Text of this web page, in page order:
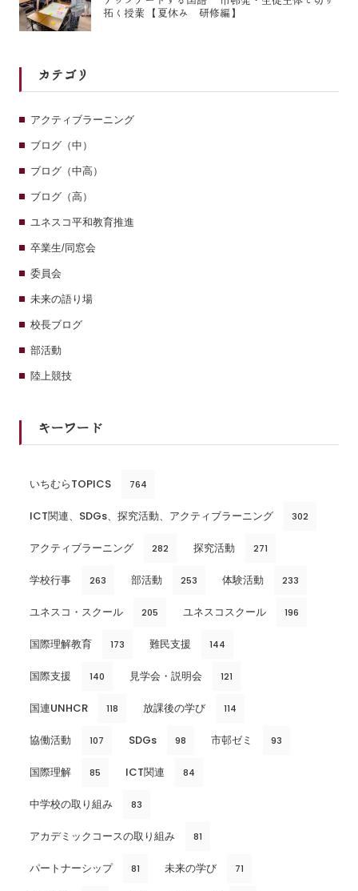
拓く授業 【夏休み 研修編】
カテゴリ
アクティブラーニング
ブログ（中）
ブログ（中高）
ブログ（高）
ユネスコ平和教育推進
卒業生/同窓会
委員会
未来の語り場
校長ブログ
部活動
陸上競技
キーワード
いちむらTOPICS 764
ICT関連、SDGs、探究活動、アクティブラーニング 302
アクティブラーニング 282 探究活動 271
学校行事 263 部活動 253 体験活動 233
ユネスコ・スクール 205 ユネスコスクール 196
国際理解教育 173 難民支援 144
国際支援 140 見学会・説明会 121
国連UNHCR 118 放課後の学び 114
協働活動 107 SDGs 98 市邨ゼミ 93
国際理解 85 ICT関連 84
中学校の取り組み 83
アカデミックコースの取り組み 81
パートナーシップ 81 未来の学び 71